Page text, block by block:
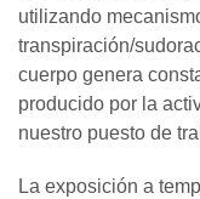
utilizando
transpiración/
cuerpo genera
producido por la
nuestro puesto de
La exposición a